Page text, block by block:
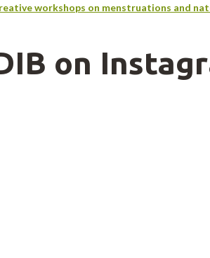
workshops on menstruations and
on